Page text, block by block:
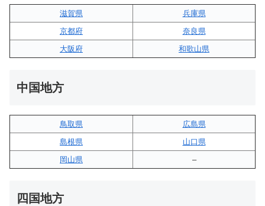
滋賀県
兵庫県
京都府
奈良県
大阪府
和歌山県
中国地方
鳥取県
広島県
島根県
山口県
岡山県
–
四国地方